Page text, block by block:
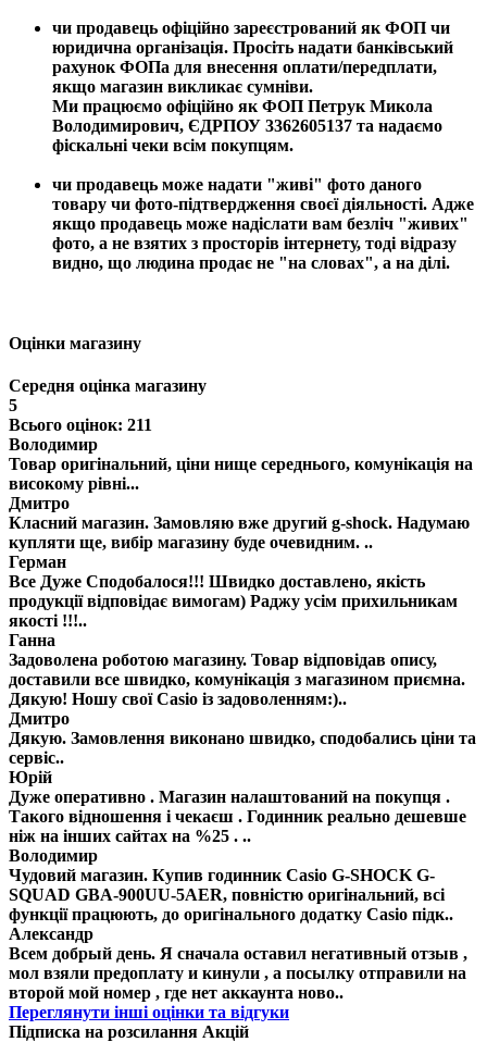
чи продавець офіційно зареєстрований як ФОП чи
юридична організація. Просіть надати банківський
рахунок ФОПа для внесення оплати/передплати,
якщо магазин викликає сумніви.
Ми працюємо офіційно як ФОП Петрук Микола
Володимирович, ЄДРПОУ 3362605137 та надаємо
фіскальні чеки всім покупцям.
чи продавець може надати "живі" фото даного
товару чи фото-підтвердження своєї діяльності. Адже
якщо продавець може надіслати вам безліч "живих"
фото, а не взятих з просторів інтернету, тоді відразу
видно, що людина продає не "на словах", а на ділі.
Оцінки магазину
Середня оцінка магазину
5
Всього оцінок: 211
Володимир
Товар оригінальний, ціни нище середнього, комунікація на
високому рівні...
Дмитро
Класний магазин. Замовляю вже другий g-shock. Надумаю
купляти ще, вибір магазину буде очевидним. ..
Герман
Все Дуже Сподобалося!!! Швидко доставлено, якість
продукції відповідає вимогам) Раджу усім прихильникам
якості !!!..
Ганна
Задоволена роботою магазину. Товар відповідав опису,
доставили все швидко, комунікація з магазином приємна.
Дякую! Ношу свої Casio із задоволенням:)..
Дмитро
Дякую. Замовлення виконано швидко, сподобались ціни та
сервіс..
Юрій
Дуже оперативно . Магазин налаштований на покупця .
Такого відношення і чекаєш . Годинник реально дешевше
ніж на інших сайтах на %25 . ..
Володимир
Чудовий магазин. Купив годинник Casio G-SHOCK G-
SQUAD GBA-900UU-5AER, повністю оригінальний, всі
функції працюють, до оригінального додатку Casio підк..
Александр
Всем добрый день. Я сначала оставил негативный отзыв ,
мол взяли предоплату и кинули , а посылку отправили на
второй мой номер , где нет аккаунта ново..
Переглянути інші оцінки та відгуки
Підписка на розсилання Акцій